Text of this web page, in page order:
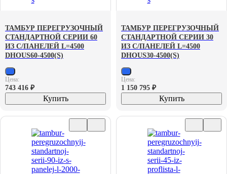
ТАМБУР ПЕРЕГРУЗОЧНЫЙ
СТАНДАРТНОЙ СЕРИИ 60
ИЗ С/ПАНЕЛЕЙ L=4500
DHOUS60-4500(S)
Цена:
743 416 ₽
Купить
ТАМБУР ПЕРЕГРУЗОЧНЫЙ
СТАНДАРТНОЙ СЕРИИ 30
ИЗ С/ПАНЕЛЕЙ L=4500
DHOUS30-4500(S)
Цена:
1 150 795 ₽
Купить